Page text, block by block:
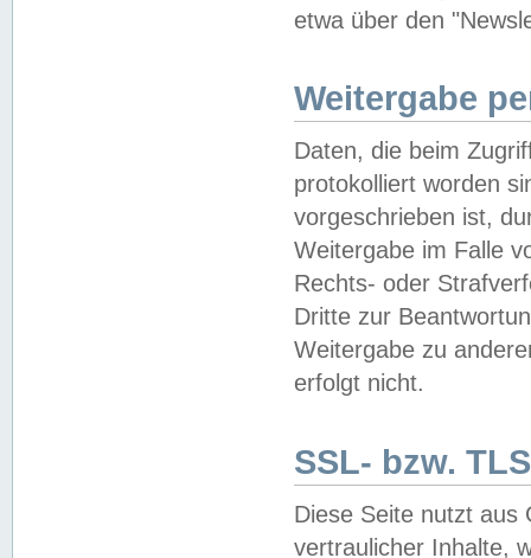
etwa über den
Weitergabe
Daten, die beim
protokolliert worden
vorgeschrieben ist,
Weitergabe im Falle
Rechts- oder
Dritte zur
Weitergabe zu
erfolgt nicht.
SSL- bzw.
Diese Seite nutzt aus
vertraulicher Inhalte,